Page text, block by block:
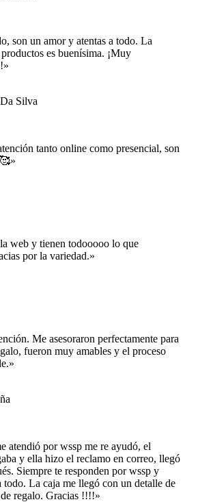
son un amor y atentas a todo. La
es buenísima. ¡Muy
Silva
tanto online como presencial, son
web y tienen todooooo lo que
por la variedad.»
Me asesoraron perfectamente para
fueron muy amables y el proceso
atendió por wssp me re ayudó, el
y ella hizo el reclamo en correo, llegó
Siempre te responden por wssp y
todo. La caja me llegó con un detalle de
regalo. Gracias !!!!»